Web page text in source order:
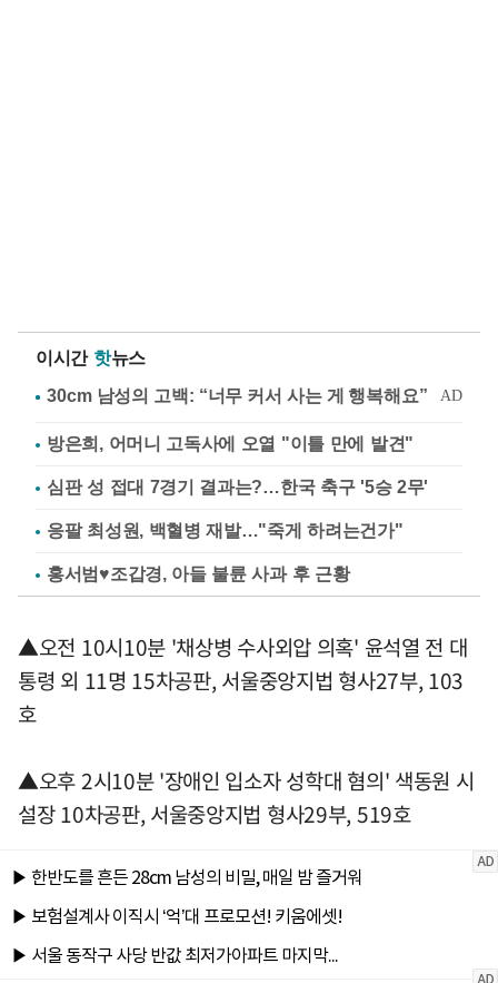
이시간 핫뉴스
방은희, 어머니 고독사에 오열 "이틀 만에 발견"
심판 성 접대 7경기 결과는?…한국 축구 '5승 2무'
응팔 최성원, 백혈병 재발…"죽게 하려는건가"
홍서범♥조갑경, 아들 불륜 사과 후 근황
▲오전 10시10분 '채상병 수사외압 의혹' 윤석열 전 대
통령 외 11명 15차공판, 서울중앙지법 형사27부, 103
호
▲오후 2시10분 '장애인 입소자 성학대 혐의' 색동원 시
설장 10차공판, 서울중앙지법 형사29부, 519호